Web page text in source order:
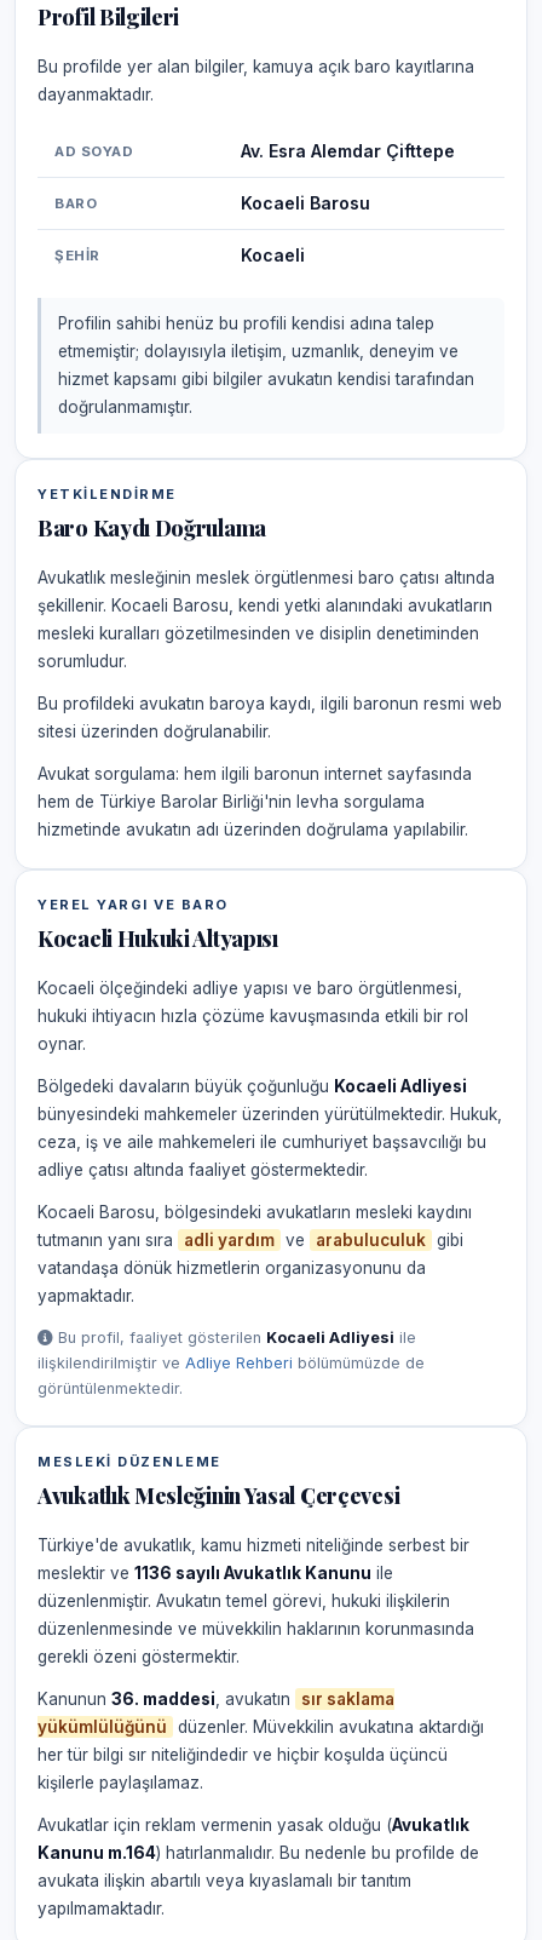
Profil Bilgileri
Bu profilde yer alan bilgiler, kamuya açık baro kayıtlarına
dayanmaktadır.
AD SOYAD Av. Esra Alemdar Çifttepe
BARO Kocaeli Barosu
ŞEHIR Kocaeli
Profilin sahibi henüz bu profili kendisi adına talep
etmemiştir; dolayısıyla iletişim, uzmanlık, deneyim ve
hizmet kapsamı gibi bilgiler avukatın kendisi tarafından
doğrulanmamıştır.
YETKILENDIRME
Baro Kaydı Doğrulama
Avukatlık mesleğinin meslek örgütlenmesi baro çatısı altında
şekillenir. Kocaeli Barosu, kendi yetki alanındaki avukatların
mesleki kuralları gözetilmesinden ve disiplin denetiminden
sorumludur.
Bu profildeki avukatın baroya kaydı, ilgili baronun resmi web
sitesi üzerinden doğrulanabilir.
Avukat sorgulama: hem ilgili baronun internet sayfasında
hem de Türkiye Barolar Birliği'nin levha sorgulama
hizmetinde avukatın adı üzerinden doğrulama yapılabilir.
YEREL YARGI VE BARO
Kocaeli Hukuki Altyapısı
Kocaeli ölçeğindeki adliye yapısı ve baro örgütlenmesi,
hukuki ihtiyacın hızla çözüme kavuşmasında etkili bir rol
oynar.
Bölgedeki davaların büyük çoğunluğu Kocaeli Adliyesi
bünyesindeki mahkemeler üzerinden yürütülmektedir. Hukuk,
ceza, iş ve aile mahkemeleri ile cumhuriyet başsavcılığı bu
adliye çatısı altında faaliyet göstermektedir.
Kocaeli Barosu, bölgesindeki avukatların mesleki kaydını
tutmanın yanı sıra
adli yardım ve arabuluculuk gibi
vatandaşa dönük hizmetlerin organizasyonunu da
yapmaktadır.
Bu profil, faaliyet gösterilen Kocaeli Adliyesi ile
ilişkilendirilmiştir ve Adliye Rehberi bölümümüzde de
görüntülenmektedir.
MESLEKI DÜZENLEME
Avukatlık Mesleğinin Yasal Çerçevesi
Türkiye'de avukatlık, kamu hizmeti niteliğinde serbest bir
meslektir ve 1136 sayılı Avukatlık Kanunu ile
düzenlenmiştir. Avukatın temel görevi, hukuki ilişkilerin
düzenlenmesinde ve müvekkilin haklarının korunmasında
gerekli özeni göstermektir.
Kanunun 36. maddesi , avukatın
sır saklama
yükümlülüğünü
düzenler. Müvekkilin avukatına aktardığı
her tür bilgi sır niteliğindedir ve hiçbir koşulda üçüncü
kişilerle paylaşılamaz.
Avukatlar için reklam vermenin yasak olduğu (Avukatlık
Kanunu m.164) hatırlanmalıdır. Bu nedenle bu profilde de
avukata ilişkin abartılı veya kıyaslamalı bir tanıtım
yapılmamaktadır.